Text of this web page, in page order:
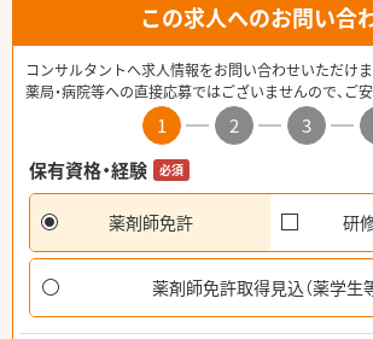
この求人へのお問い合
コンサルタントへ求人情報をお問い合わせいただけま
薬局・病院等への直接応募ではございませんので、ご
1 2 3
保有資格・経験
必須
薬剤師免許 研
薬剤師免許取得見込（薬学生